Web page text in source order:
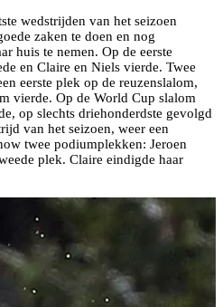
wedstrijden van het seizoen
zaken te doen en nog
huis te nemen. Op de eerste
en Claire en Niels vierde. Twee
eerste plek op de reuzenslalom,
vierde. Op de World Cup slalom
op slechts driehonderdste gevolgd
van het seizoen, weer een
twee podiumplekken: Jeroen
plek. Claire eindigde haar